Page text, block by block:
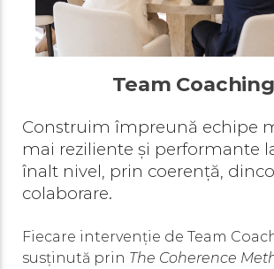
Team Coaching
Construim împreună echipe
mai reziliente și performante
înalt nivel, prin coerență,
colaborare.
Fiecare intervenție de Team
susținută prin The Coherence